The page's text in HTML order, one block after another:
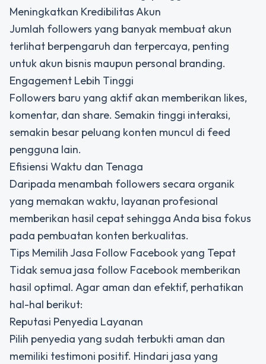
Meningkatkan Kredibilitas Akun
Jumlah followers yang banyak membuat akun
terlihat berpengaruh dan terpercaya, penting
untuk akun bisnis maupun personal branding.
Engagement Lebih Tinggi
Followers baru yang aktif akan memberikan likes,
komentar, dan share. Semakin tinggi interaksi,
semakin besar peluang konten muncul di feed
pengguna lain.
Efisiensi Waktu dan Tenaga
Daripada menambah followers secara organik
yang memakan waktu, layanan profesional
memberikan hasil cepat sehingga Anda bisa fokus
pada pembuatan konten berkualitas.
Tips Memilih Jasa Follow Facebook yang Tepat
Tidak semua jasa follow Facebook memberikan
hasil optimal. Agar aman dan efektif, perhatikan
hal-hal berikut:
Reputasi Penyedia Layanan
Pilih penyedia yang sudah terbukti aman dan
memiliki testimoni positif. Hindari jasa yang